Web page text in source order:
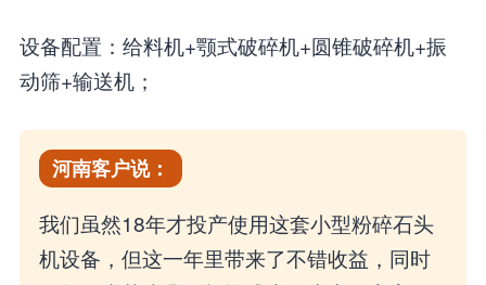
设备配置：给料机+颚式破碎机+圆锥破碎机+振
动筛+输送机；
河南客户说：
我们虽然18年才投产使用这套小型粉碎石头
机设备，但这一年里带来了不错收益，同时